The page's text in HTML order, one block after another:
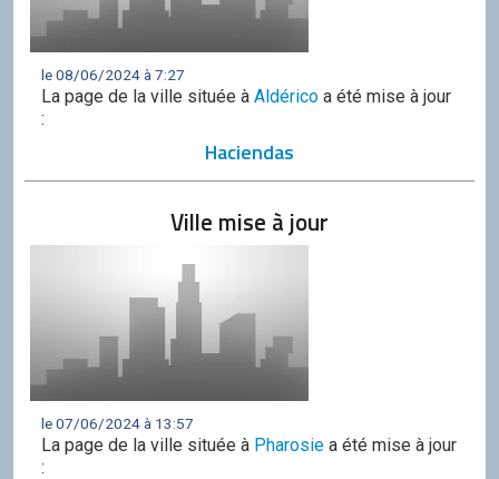
le 08/06/2024 à 7:27
La page de la ville située à Aldérico a été mise à jour
:
Haciendas
Ville mise à jour
le 07/06/2024 à 13:57
La page de la ville située à Pharosie a été mise à jour
: